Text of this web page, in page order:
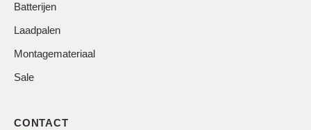
Batterijen
Laadpalen
Montagemateriaal
Sale
CONTACT